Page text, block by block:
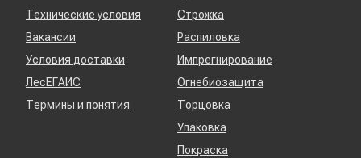
Технические условия
Вакансии
Условия доставки
ЛесЕГАИС
Термины и понятия
Строжка
Распиловка
Импрегнирование
Огнебиозащита
Торцовка
Упаковка
Покраска